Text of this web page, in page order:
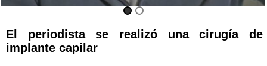
El periodista se realizó una cirugía de
implante capilar